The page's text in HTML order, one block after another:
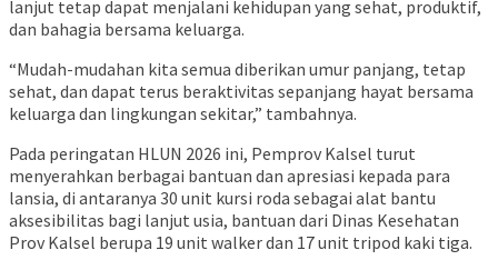
lanjut tetap dapat menjalani kehidupan yang sehat, produktif,
dan bahagia bersama keluarga.
“Mudah-mudahan kita semua diberikan umur panjang, tetap
sehat, dan dapat terus beraktivitas sepanjang hayat bersama
keluarga dan lingkungan sekitar,” tambahnya.
Pada peringatan HLUN 2026 ini, Pemprov Kalsel turut
menyerahkan berbagai bantuan dan apresiasi kepada para
lansia, di antaranya 30 unit kursi roda sebagai alat bantu
aksesibilitas bagi lanjut usia, bantuan dari Dinas Kesehatan
Prov Kalsel berupa 19 unit walker dan 17 unit tripod kaki tiga.